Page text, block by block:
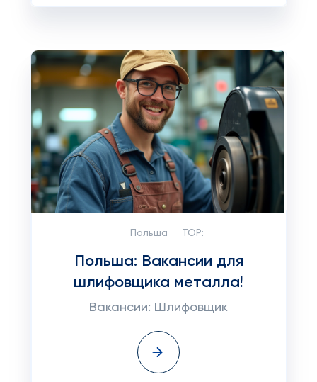
Польша TOP:
Польша: Вакансии для
шлифовщика металла!
Вакансии: Шлифовщик